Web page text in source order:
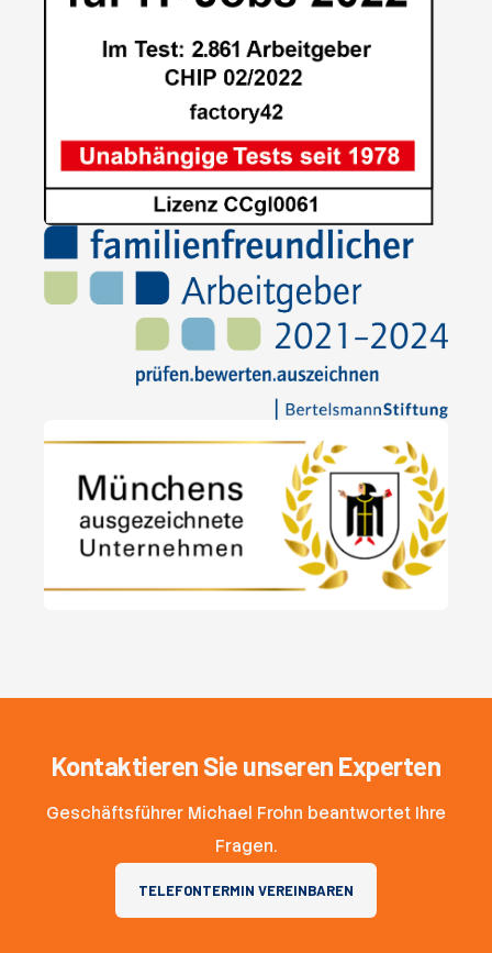
Kontaktieren Sie unseren Experten
Geschäftsführer Michael Frohn beantwortet Ihre
Fragen.
TELEFONTERMIN VEREINBAREN